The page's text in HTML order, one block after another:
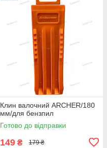
Клин валочний ARCHER/180
мм/для бензпил
Готово до відправки
149 ₴ 179 ₴